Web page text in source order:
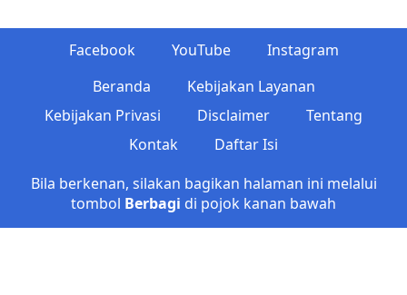
Facebook YouTube
Instagram
Beranda
Kebijakan Layanan
Kebijakan Privasi
Disclaimer
Tentang
Kontak
Daftar Isi
Bila berkenan, silakan bagikan halaman ini melalui
tombol Berbagi di pojok kanan bawah